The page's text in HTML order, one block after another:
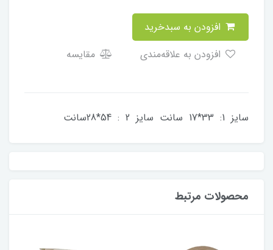
مقایسه
سایز 1: 33*17 سانت سایز 2 : 54*28سانت
محصولات مرتبط